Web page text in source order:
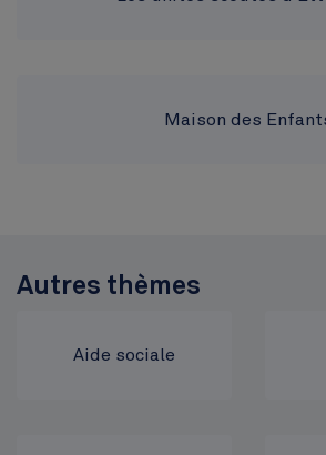
Maison des
Autres thèmes
Aide sociale